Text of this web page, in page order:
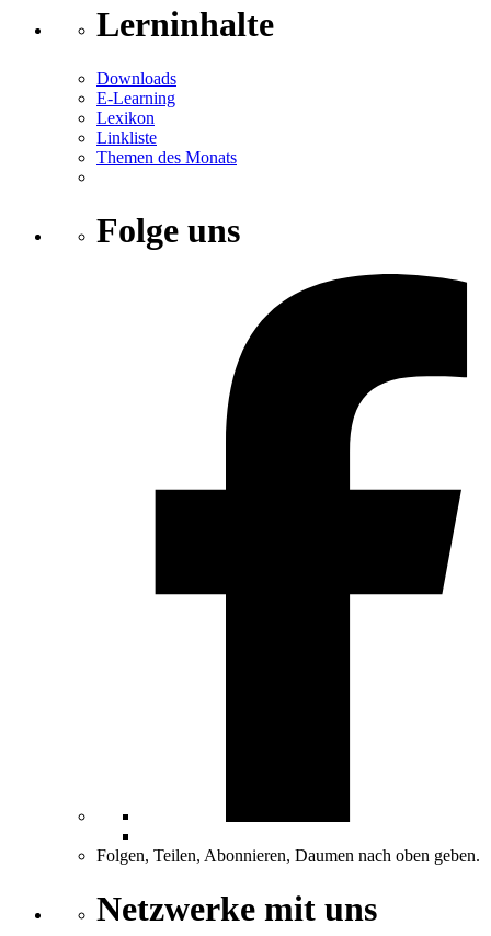
Lerninhalte
Downloads
E-Learning
Lexikon
Linkliste
Themen des Monats
Folge uns
Folgen, Teilen, Abonnieren, Daumen nach oben geben.
Netzwerke mit uns